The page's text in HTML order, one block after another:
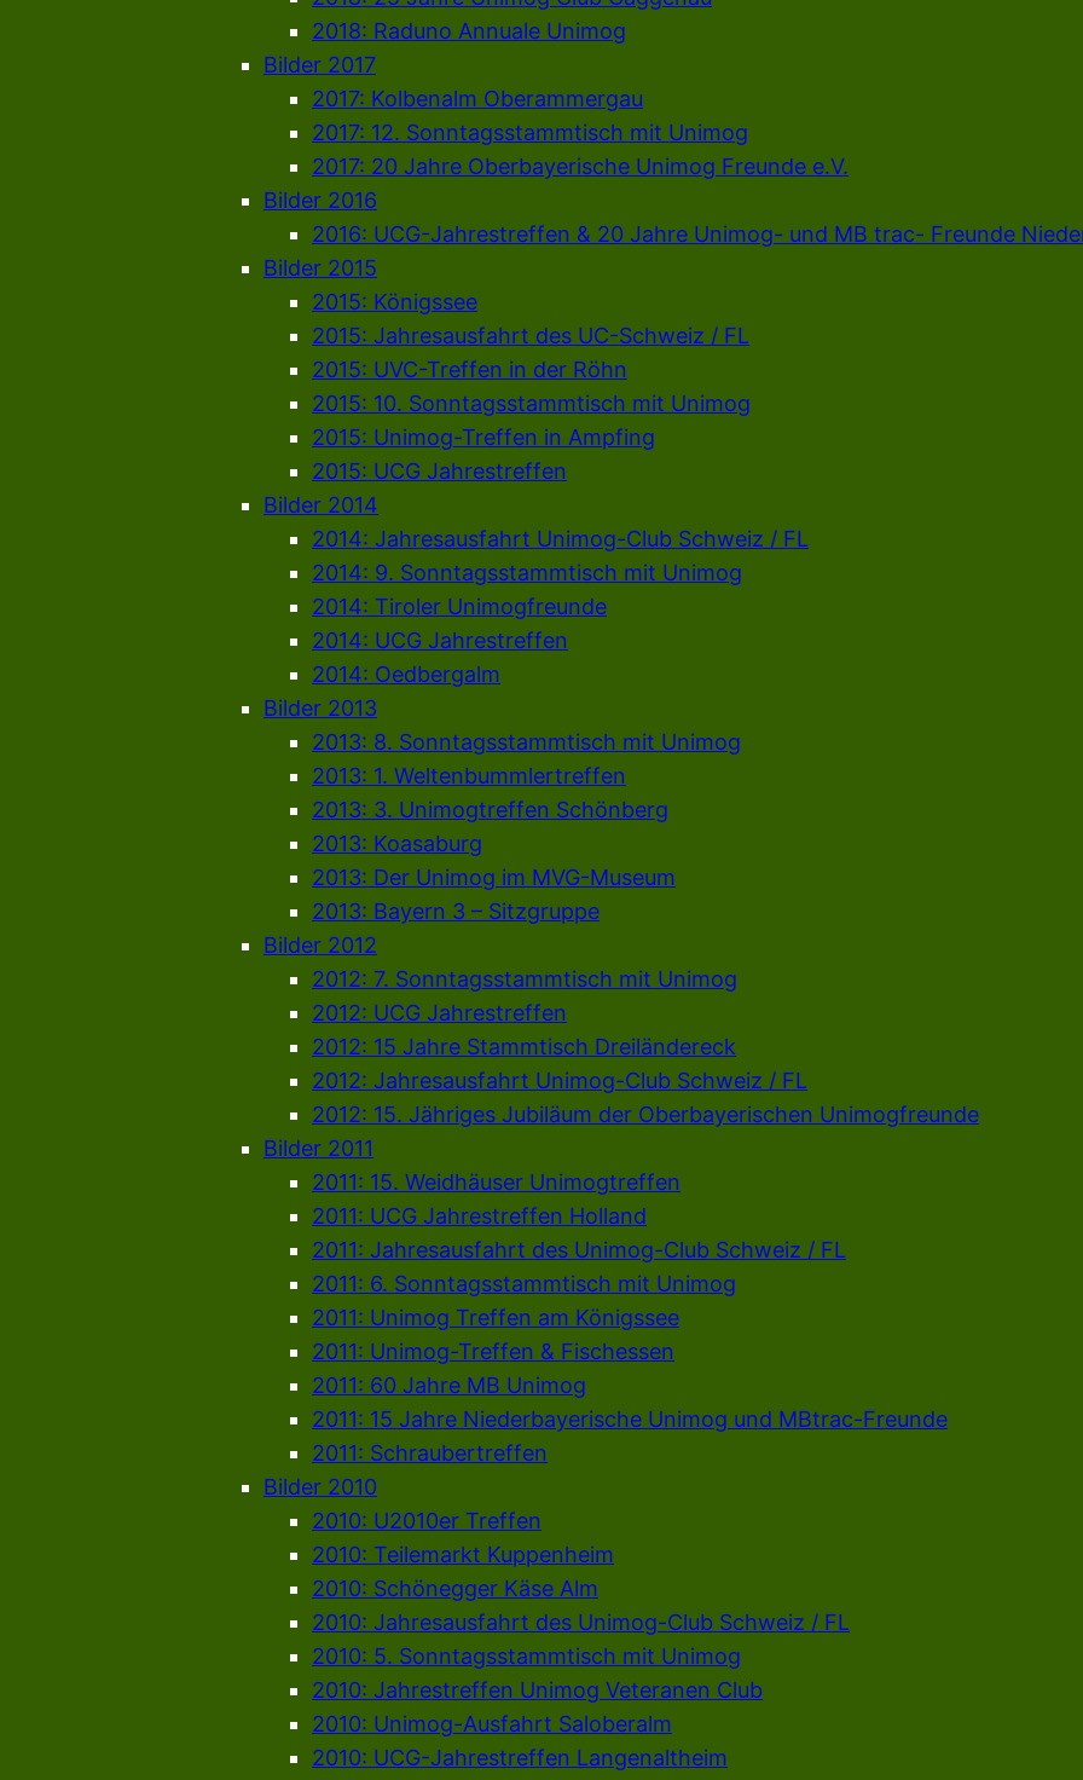
2018: Raduno Annuale Unimog
Bilder 2017
2017: Kolbenalm Oberammergau
2017: 12. Sonntagsstammtisch mit Unimog
2017: 20 Jahre Oberbayerische Unimog Freunde e.V.
Bilder 2016
2016: UCG-Jahrestreffen & 20 Jahre Unimog- und MB trac- Freunde
Bilder 2015
2015: Königssee
2015: Jahresausfahrt des UC-Schweiz / FL
2015: UVC-Treffen in der Röhn
2015: 10. Sonntagsstammtisch mit Unimog
2015: Unimog-Treffen in Ampfing
2015: UCG Jahrestreffen
Bilder 2014
2014: Jahresausfahrt Unimog-Club Schweiz / FL
2014: 9. Sonntagsstammtisch mit Unimog
2014: Tiroler Unimogfreunde
2014: UCG Jahrestreffen
2014: Oedbergalm
Bilder 2013
2013: 8. Sonntagsstammtisch mit Unimog
2013: 1. Weltenbummlertreffen
2013: 3. Unimogtreffen Schönberg
2013: Koasaburg
2013: Der Unimog im MVG-Museum
2013: Bayern 3 – Sitzgruppe
Bilder 2012
2012: 7. Sonntagsstammtisch mit Unimog
2012: UCG Jahrestreffen
2012: 15 Jahre Stammtisch Dreiländereck
2012: Jahresausfahrt Unimog-Club Schweiz / FL
2012: 15. Jähriges Jubiläum der Oberbayerischen Unimogfreunde
Bilder 2011
2011: 15. Weidhäuser Unimogtreffen
2011: UCG Jahrestreffen Holland
2011: Jahresausfahrt des Unimog-Club Schweiz / FL
2011: 6. Sonntagsstammtisch mit Unimog
2011: Unimog Treffen am Königssee
2011: Unimog-Treffen & Fischessen
2011: 60 Jahre MB Unimog
2011: 15 Jahre Niederbayerische Unimog und MBtrac-Freunde
2011: Schraubertreffen
Bilder 2010
2010: U2010er Treffen
2010: Teilemarkt Kuppenheim
2010: Schönegger Käse Alm
2010: Jahresausfahrt des Unimog-Club Schweiz / FL
2010: 5. Sonntagsstammtisch mit Unimog
2010: Jahrestreffen Unimog Veteranen Club
2010: Unimog-Ausfahrt Saloberalm
2010: UCG-Jahrestreffen Langenaltheim